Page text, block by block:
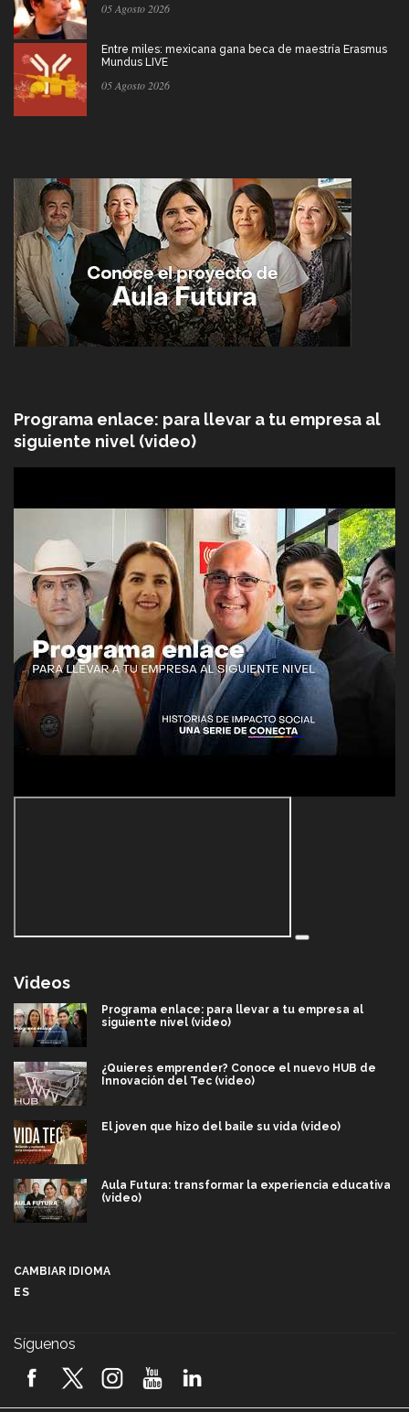
05 Agosto 2026
Entre miles: mexicana gana beca de maestría Erasmus
Mundus LIVE
05 Agosto 2026
Programa enlace: para llevar a tu empresa al
siguiente nivel (video)
Videos
Programa enlace: para llevar a tu empresa al
siguiente nivel (video)
¿Quieres emprender? Conoce el nuevo HUB de
Innovación del Tec (video)
El joven que hizo del baile su vida (video)
Aula Futura: transformar la experiencia educativa
(video)
2026! (video)
CAMBIAR IDIOMA
ES
Síguenos